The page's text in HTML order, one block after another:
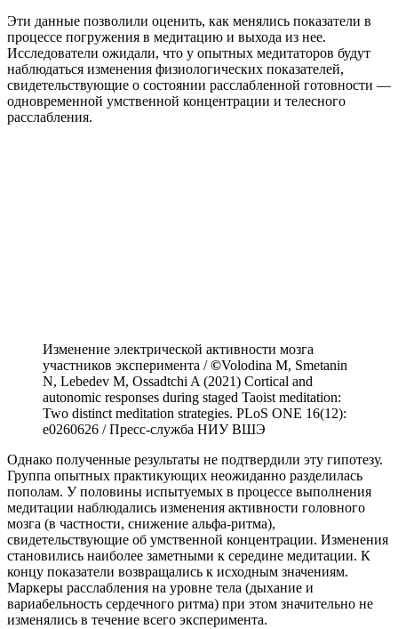
Эти данные позволили оценить, как менялись показатели в
процессе погружения в медитацию и выхода из нее.
Исследователи ожидали, что у опытных медитаторов будут
наблюдаться изменения физиологических показателей,
свидетельствующие о состоянии расслабленной готовности —
одновременной умственной концентрации и телесного
расслабления.
Изменение электрической активности мозга
участников эксперимента /©Volodina M, Smetanin
N, Lebedev M, Ossadtchi A (2021) Cortical and
autonomic responses during staged Taoist meditation:
Two distinct meditation strategies. PLoS ONE 16(12):
e0260626 / Пресс-служба НИУ ВШЭ
Однако полученные результаты не подтвердили эту гипотезу.
Группа опытных практикующих неожиданно разделилась
пополам. У половины испытуемых в процессе выполнения
медитации наблюдались изменения активности головного
мозга (в частности, снижение альфа-ритма),
свидетельствующие об умственной концентрации. Изменения
становились наиболее заметными к середине медитации. К
концу показатели возвращались к исходным значениям.
Маркеры расслабления на уровне тела (дыхание и
вариабельность сердечного ритма) при этом значительно не
изменялись в течение всего эксперимента.